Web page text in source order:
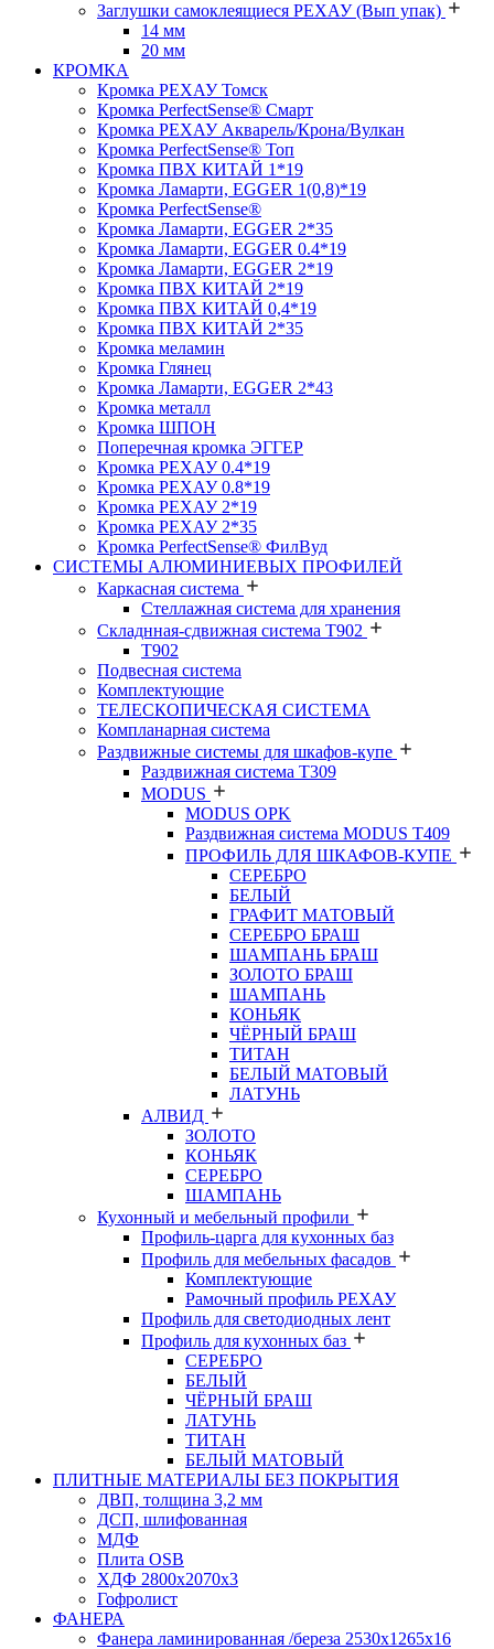
Заглушки самоклеящиеся РЕХАУ (Вып упак)
14 мм
20 мм
КРОМКА
Кромка PЕХАУ Томск
Кромка PerfectSense® Смарт
Кромка PЕХАУ Акварель/Крона/Вулкан
Кромка PerfectSense® Топ
Кромка ПВХ КИТАЙ 1*19
Кромка Ламарти, EGGER 1(0,8)*19
Кромка PerfectSense®
Кромка Ламарти, EGGER 2*35
Кромка Ламарти, EGGER 0.4*19
Кромка Ламарти, EGGER 2*19
Кромка ПВХ КИТАЙ 2*19
Кромка ПВХ КИТАЙ 0,4*19
Кромка ПВХ КИТАЙ 2*35
Кромка меламин
Кромка Глянец
Кромка Ламарти, EGGER 2*43
Кромка металл
Кромка ШПОН
Поперечная кромка ЭГГЕР
Кромка PЕХАУ 0.4*19
Кромка PЕХАУ 0.8*19
Кромка PЕХАУ 2*19
Кромка PЕХАУ 2*35
Кромка PerfectSense® ФилВуд
СИСТЕМЫ АЛЮМИНИЕВЫХ ПРОФИЛЕЙ
Каркасная система
Стеллажная система для хранения
Складнная-сдвижная система Т902
T902
Подвесная система
Комплектующие
ТЕЛЕСКОПИЧЕСКАЯ СИСТЕМА
Компланарная система
Раздвижные системы для шкафов-купе
Раздвижная система Т309
MODUS
MODUS OPK
Раздвижная система MODUS T409
ПРОФИЛЬ ДЛЯ ШКАФОВ-КУПЕ
СЕРЕБРО
БЕЛЫЙ
ГРАФИТ МАТОВЫЙ
СЕРЕБРО БРАШ
ШАМПАНЬ БРАШ
ЗОЛОТО БРАШ
ШАМПАНЬ
КОНЬЯК
ЧЁРНЫЙ БРАШ
ТИТАН
БЕЛЫЙ МАТОВЫЙ
ЛАТУНЬ
АЛВИД
ЗОЛОТО
КОНЬЯК
СЕРЕБРО
ШАМПАНЬ
Кухонный и мебельный профили
Профиль-царга для кухонных баз
Профиль для мебельных фасадов
Комплектующие
Рамочный профиль РЕХАУ
Профиль для светодиодных лент
Профиль для кухонных баз
СЕРЕБРО
БЕЛЫЙ
ЧЁРНЫЙ БРАШ
ЛАТУНЬ
ТИТАН
БЕЛЫЙ МАТОВЫЙ
ПЛИТНЫЕ МАТЕРИАЛЫ БЕЗ ПОКРЫТИЯ
ДВП, толщина 3,2 мм
ДСП, шлифованная
МДФ
Плита OSB
ХДФ 2800х2070х3
Гофролист
ФАНЕРА
Фанера ламинированная /береза 2530х1265х16